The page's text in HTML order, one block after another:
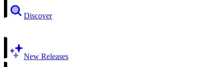
Discover
New Releases